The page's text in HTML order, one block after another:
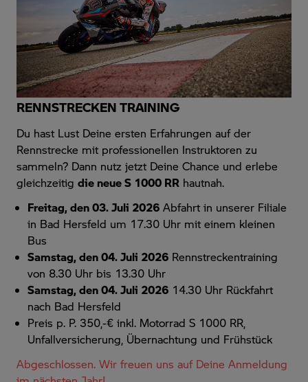
RENNSTRECKEN TRAINING
Du hast Lust Deine ersten Erfahrungen auf der
Rennstrecke mit professionellen Instruktoren zu
sammeln? Dann nutz jetzt Deine Chance und erlebe
gleichzeitig die neue S 1000 RR hautnah.
Freitag, den 03. Juli 2026 Abfahrt in unserer Filiale
in Bad Hersfeld um 17.30 Uhr mit einem kleinen
Bus
Samstag, den 04. Juli 2026 Rennstreckentraining
von 8.30 Uhr bis 13.30 Uhr
Samstag, den 04. Juli 2026 14.30 Uhr Rückfahrt
nach Bad Hersfeld
Preis p. P. 350,-€ inkl. Motorrad S 1000 RR,
Unfallversicherung, Übernachtung und Frühstück
Abgeschlossen. Wir freuen uns auf Deine Anmeldung